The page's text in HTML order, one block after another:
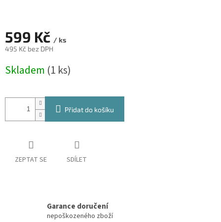
599 Kč / ks
495 Kč bez DPH
cena:
Skladem (1 ks)
Přidat do košíku
ZEPTAT SE SDÍLET
Garance doručení
nepoškozeného zboží